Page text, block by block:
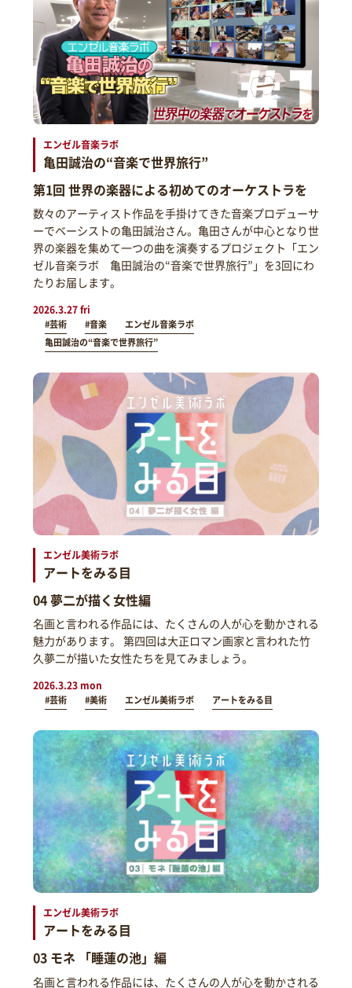
エンゼル音楽ラボ
亀田誠治の“音楽で世界旅行”
第1回 世界の楽器による初めてのオーケストラを
数々のアーティスト作品を手掛けてきた音楽プロデューサ
ーでベーシストの亀田誠治さん。亀田さんが中心となり世
界の楽器を集めて一つの曲を演奏するプロジェクト「エン
ゼル音楽ラボ 亀田誠治の“音楽で世界旅行”」を3回にわ
たりお届します。
2026.3.27 fri
#芸術 #音楽
エンゼル音楽ラボ
亀田誠治の“音楽で世界旅行”
エンゼル美術ラボ
アートをみる目
04 夢二が描く女性編
名画と言われる作品には、たくさんの人が心を動かされる
魅力があります。 第四回は大正ロマン画家と言われた竹
久夢二が描いた女性たちを見てみましょう。
2026.3.23 mon
#芸術 #美術 エンゼル美術ラボ アートをみる目
エンゼル美術ラボ
アートをみる目
03 モネ 「睡蓮の池」編
名画と言われる作品には、たくさんの人が心を動かされる